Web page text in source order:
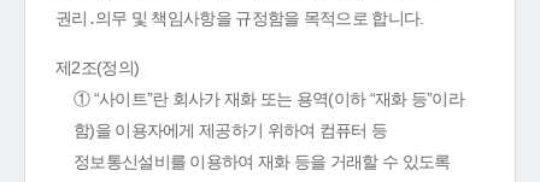
권리․의무 및 책임사항을 규정함을 목적으로 합니다.
제2조(정의)
① “사이트”란 회사가 재화 또는 용역(이하 “재화 등”이라
함)을 이용자에게 제공하기 위하여 컴퓨터 등
정보통신설비를 이용하여 재화 등을 거래할 수 있도록